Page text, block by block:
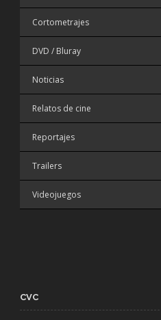
Cortometrajes
DVD / Bluray
Noticias
Relatos de cine
Reportajes
Trailers
Videojuegos
CVC